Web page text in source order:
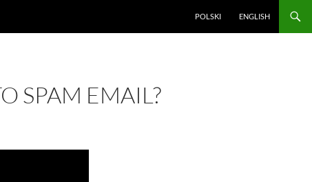
POLSKI ENGLISH
SPAM EMAIL?